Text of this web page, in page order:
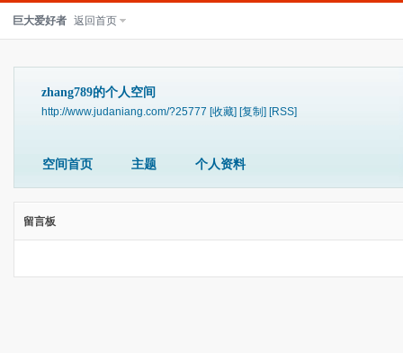
巨大爱好者 返回首页
zhang789的个人空间
http://www.judaniang.com/?25777 [收藏] [复制] [RSS]
空间首页 主题 个人资料
留言板